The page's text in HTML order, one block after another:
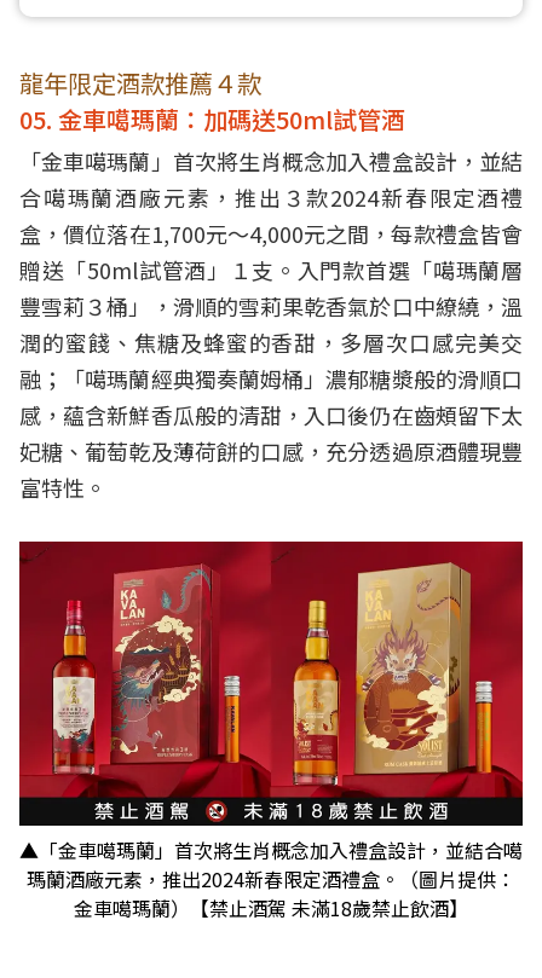
龍年限定酒款推薦４款
05. 金車噶瑪蘭：加碼送50ml試管酒
「金車噶瑪蘭」首次將生肖概念加入禮盒設計，並結
合噶瑪蘭酒廠元素，推出３款2024新春限定酒禮
盒，價位落在1,700元～4,000元之間，每款禮盒皆會
贈送「50ml試管酒」１支。入門款首選「噶瑪蘭層
豐雪莉３桶」，滑順的雪莉果乾香氣於口中繚繞，溫
潤的蜜餞、焦糖及蜂蜜的香甜，多層次口感完美交
融；「噶瑪蘭經典獨奏蘭姆桶」濃郁糖漿般的滑順口
感，蘊含新鮮香瓜般的清甜，入口後仍在齒頰留下太
妃糖、葡萄乾及薄荷餅的口感，充分透過原酒體現豐
富特性。
▲「金車噶瑪蘭」首次將生肖概念加入禮盒設計，並結合噶
瑪蘭酒廠元素，推出2024新春限定酒禮盒。（圖片提供：
金車噶瑪蘭）【禁止酒駕 未滿18歲禁止飲酒】